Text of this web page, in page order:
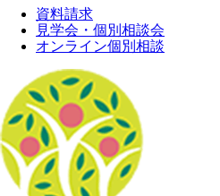
資料請求
見学会・個別相談会
オンライン個別相談